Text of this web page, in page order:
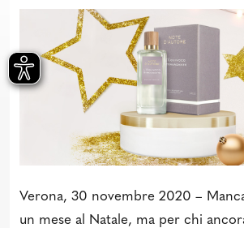
Verona, 30 novembre 2020 –
un mese al Natale, ma per chi